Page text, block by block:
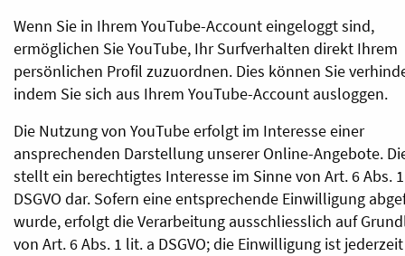
Wenn Sie in Ihrem YouTube-Account eingeloggt sind,
ermöglichen Sie YouTube, Ihr Surfverhalten direkt Ihrem
persönlichen Profil zuzuordnen. Dies können Sie
indem Sie sich aus Ihrem YouTube-Account ausloggen.
Die Nutzung von YouTube erfolgt im Interesse einer
ansprechenden Darstellung unserer Online-Angebote.
stellt ein berechtigtes Interesse im Sinne von Art. 6 Abs.
DSGVO dar. Sofern eine entsprechende Einwilligung
wurde, erfolgt die Verarbeitung ausschliesslich auf
von Art. 6 Abs. 1 lit. a DSGVO; die Einwilligung ist jederzeit